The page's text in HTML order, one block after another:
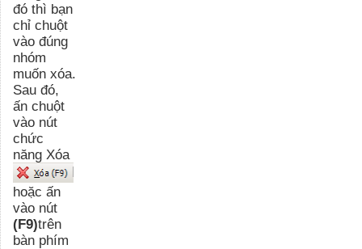
đó thì bạn
chỉ chuột
vào đúng
nhóm
muốn xóa.
Sau đó,
ấn chuột
vào nút
chức
năng Xóa
hoặc ấn
vào nút
(F9)trên
bàn phím